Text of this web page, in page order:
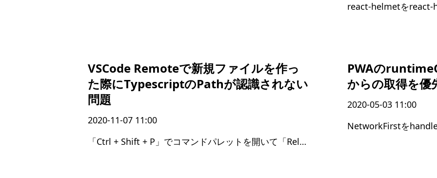
react-helmetをreact-
VSCode Remoteで新規ファイルを作っ
た際にTypescriptのPathが認識されない
問題
2020-11-07 11:00
「Ctrl + Shift + P」でコマンドパレットを開いて「Reload Window」を実行
PWAの
からの取得を優
2020-05-03 11:00
NetworkFirstを